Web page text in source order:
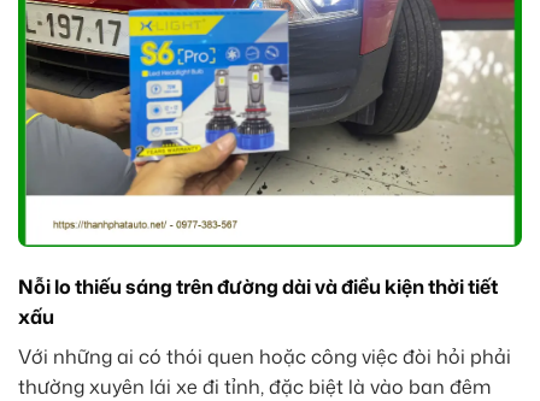
Nỗi lo thiếu sáng trên đường dài và điều kiện thời tiết
xấu
Với những ai có thói quen hoặc công việc đòi hỏi phải
thường xuyên lái xe đi tỉnh, đặc biệt là vào ban đêm